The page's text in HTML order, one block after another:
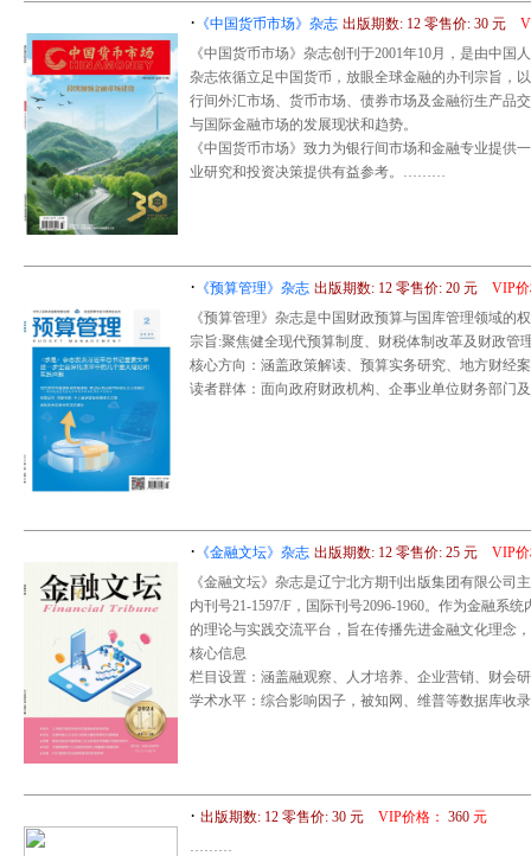
· 《中国货币市场》杂志 出版期数: 12 零售价: 30 元
《中国货币市场》杂志创刊于2001年10月，是由中
杂志依循立足中国货币，放眼全球金融的办刊宗旨，
行间外汇市场、货币市场、债券市场及金融衍生产品
与国际金融市场的发展现状和趋势。
《中国货币市场》致力为银行间市场和金融专业提
业研究和投资决策提供有益参考。………
· 《预算管理》杂志 出版期数: 12 零售价: 20 元
VIP
《预算管理》杂志是中国财政预算与国库管理领域的
宗旨:聚焦健全现代预算制度、财税体制改革及财政管
核心方向：涵盖政策解读、预算实务研究、地方财经
读者群体：面向政府财政机构、企事业单位财务部
· 《金融文坛》杂志 出版期数: 12 零售价: 25 元
VIP
《金融文坛》杂志是辽宁北方期刊出版集团有限公司
内刊号21-1597/F，国际刊号2096-1960。作为金融系
的理论与实践交流平台，旨在传播先进金融文化理念
核心信息
栏目设置：涵盖融观察、人才培养、企业营销、财会
学术水平：综合影响因子，被知网、维普等数据库
· 出版期数: 12 零售价: 30 元 VIP价格： 360 元
………